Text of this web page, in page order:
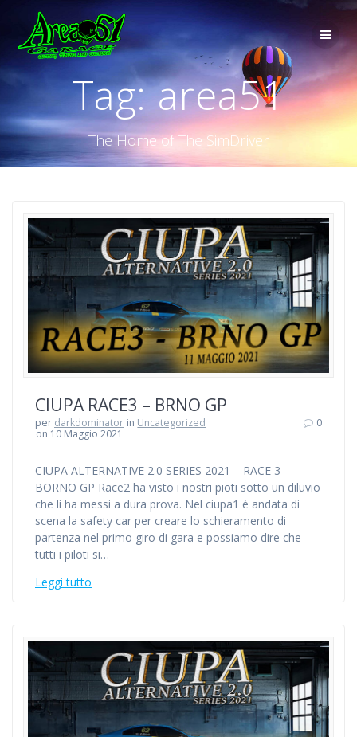
Tag:area51
The Home of The SimDriver
CIUPA RACE3 – BRNO GP
per darkdominator in Uncategorized
on 10 Maggio 2021
0
CIUPA ALTERNATIVE 2.0 SERIES 2021 – RACE 3 –
BORNO GP Race2 ha visto i nostri pioti sotto un diluvio
che li ha messi a dura prova. Nel ciupa1 è andata di
scena la safety car per creare lo schieramento di
partenza nel primo giro di gara e possiamo dire che
tutti i piloti si…
Leggi tutto